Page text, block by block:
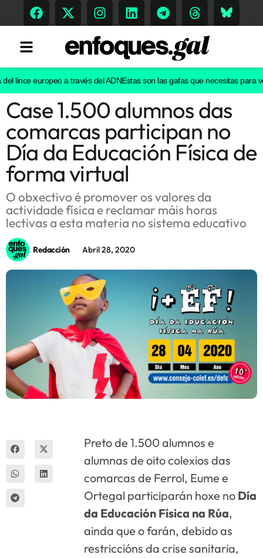
Tendencias
Memoria Histórica
Gastronomía
Escenarios
Sostenibilidad
europeo a través del ADNEstas son las gafas que necesitas para ver
Case 1.500 alumnos das
comarcas participan no
Día da Educación Física de
forma virtual
O obxectivo é promover os valores da
actividade física e reclamar máis horas
lectivas a esta materia no sistema educativo
Redacción Abril 28, 2020
Preto de 1.500 alumnos e
alumnas de oito colexios das
comarcas de Ferrol, Eume e
Ortegal participarán hoxe no Día
da Educación Física na Rúa,
ainda que o farán, debido as
restriccións da crise sanitaria,